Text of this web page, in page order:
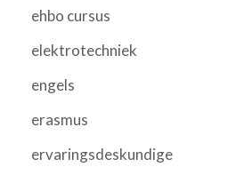
ehbo cursus
elektrotechniek
engels
erasmus
ervaringsdeskundige